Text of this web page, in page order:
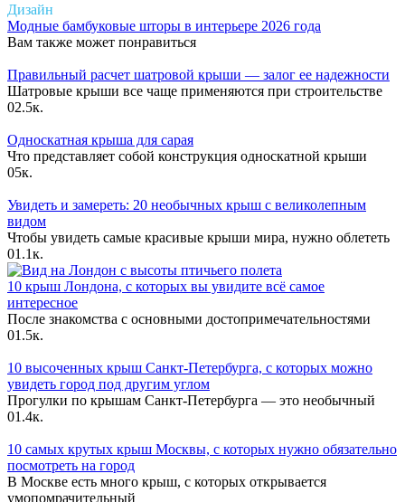
Дизайн
Модные бамбуковые шторы в интерьере 2026 года
Вам также может понравиться
Правильный расчет шатровой крыши — залог ее надежности
Шатровые крыши все чаще применяются при строительстве
02.5к.
Односкатная крыша для сарая
Что представляет собой конструкция односкатной крыши
05к.
Увидеть и замереть: 20 необычных крыш с великолепным
видом
Чтобы увидеть самые красивые крыши мира, нужно облететь
01.1к.
10 крыш Лондона, с которых вы увидите всё самое
интересное
После знакомства с основными достопримечательностями
01.5к.
10 высоченных крыш Санкт-Петербурга, с которых можно
увидеть город под другим углом
Прогулки по крышам Санкт-Петербурга — это необычный
01.4к.
10 самых крутых крыш Москвы, с которых нужно обязательно
посмотреть на город
В Москве есть много крыш, с которых открывается
умопомрачительный